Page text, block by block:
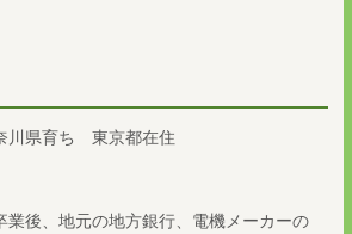
川県育ち 東京都在住
業後、地元の地方銀行、電機メーカーの